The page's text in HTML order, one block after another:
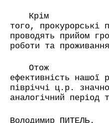
Крім
того, прокурорські
проводять прийом
роботи та
Отож
ефективність нашої
півріччі ц.р.
аналогічний період
Володимир ПИТЕЛЬ.